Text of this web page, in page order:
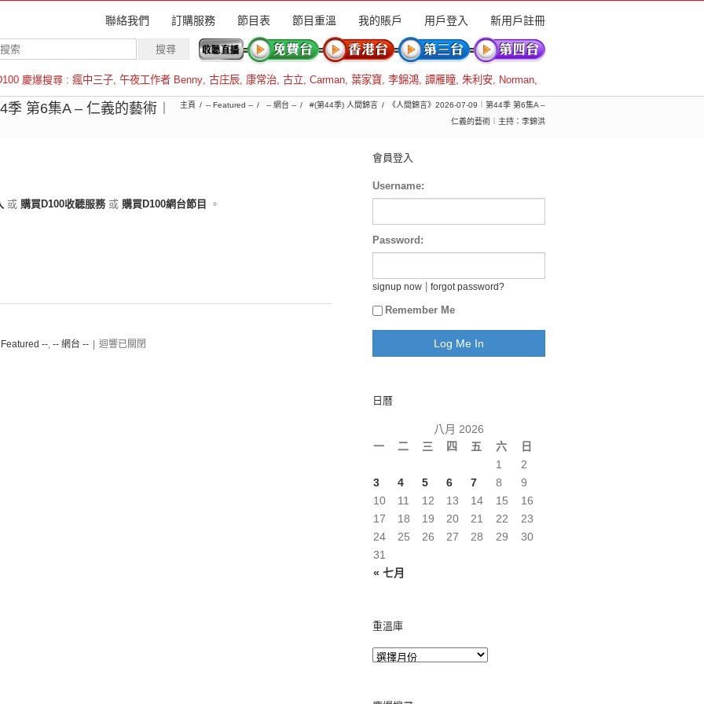
聯絡我們 訂購服務 節目表 節目重溫 我的賬戶 用戶登入 新用戶註冊
慶爆搜尋 : 瘋中三子, 午夜工作者 Benny, 古庄辰, 康常治, 古立, Carman, 葉家寶, 李錦鴻, 譚雁瞳, 朱利安, Norman,
倫斯
季 第6集A – 仁義的藝術︱
主頁 -- Featured -- -- 網台 -- #(第44季) 人間錦言
《人間錦言》2026-07-09︱第44季 第6集A –
仁義的藝術︱主持：李錦洪
或 購買D100收聽服務 或 購買D100網台節目 。
--, -- 網台 -- 迴響已關閉
會員登入
Username:
Password:
signup now forgot password?
Remember Me
日曆
八月 2026
一
二 三 四 五 六 日
« 七月
1
2
3
4 5 6 7 8
9
10
11 12 13 14 15
16
17
18 19 20 21 22
23
24
25 26 27 28 29
30
31
重溫庫